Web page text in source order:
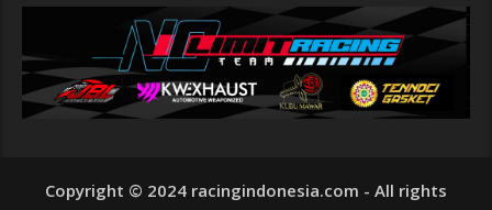
Copyright © 2024 racingindonesia.com - All rights